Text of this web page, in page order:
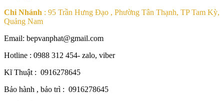
Chi Nhánh : 95 Trần Hưng Đạo , Phường Tân Thạnh, TP Tam Kỳ,
Quảng Nam
Email: bepvanphat@gmail.com
Hotline : 0988 312 454- zalo, viber
Kĩ Thuật : 0916278645
Bảo hành , bảo trì : 0916278645